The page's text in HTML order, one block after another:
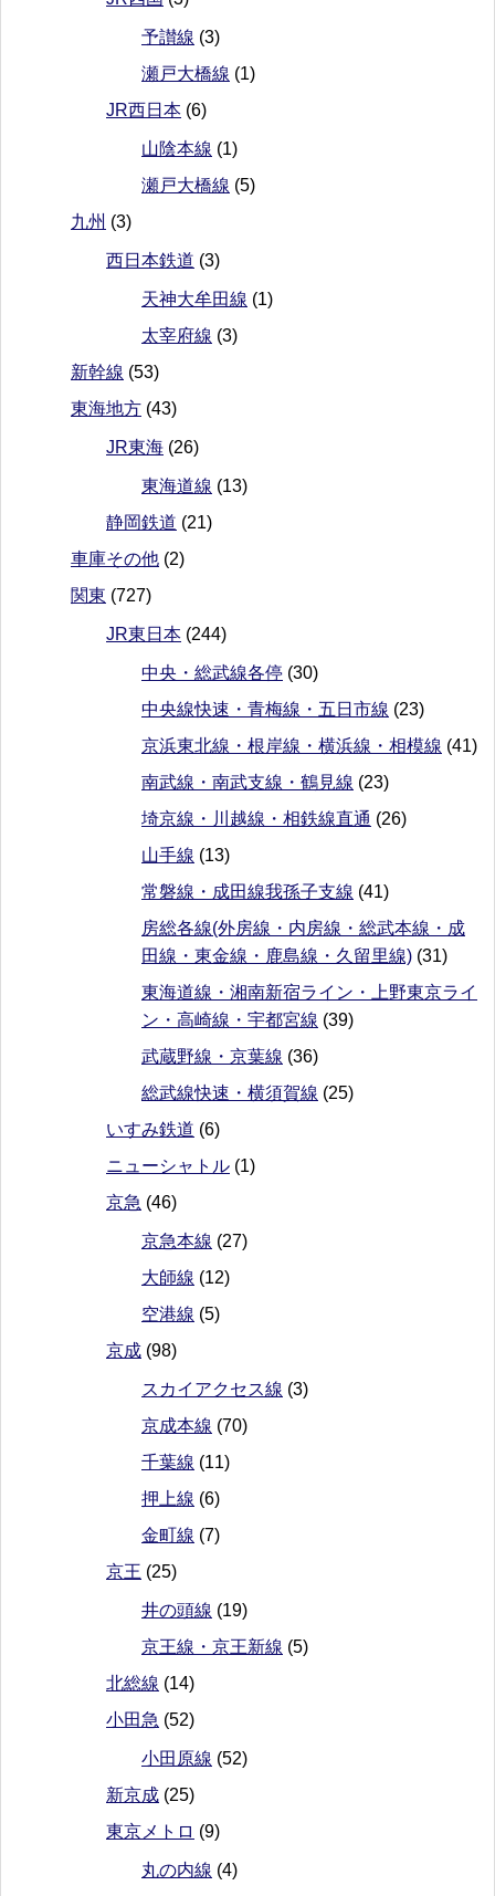
予讃線 (3)
瀬戸大橋線 (1)
JR西日本 (6)
山陰本線 (1)
瀬戸大橋線 (5)
九州 (3)
西日本鉄道 (3)
天神大牟田線 (1)
太宰府線 (3)
新幹線 (53)
東海地方 (43)
JR東海 (26)
東海道線 (13)
静岡鉄道 (21)
車庫その他 (2)
関東 (727)
JR東日本 (244)
中央・総武線各停 (30)
中央線快速・青梅線・五日市線 (23)
京浜東北線・根岸線・横浜線・相模線 (41)
南武線・南武支線・鶴見線 (23)
埼京線・川越線・相鉄線直通 (26)
山手線 (13)
常磐線・成田線我孫子支線 (41)
房総各線(外房線・内房線・総武本線・成
田線・東金線・鹿島線・久留里線) (31)
東海道線・湘南新宿ライン・上野東京ライ
ン・高崎線・宇都宮線 (39)
武蔵野線・京葉線 (36)
総武線快速・横須賀線 (25)
いすみ鉄道 (6)
ニューシャトル (1)
京急 (46)
京急本線 (27)
大師線 (12)
空港線 (5)
京成 (98)
スカイアクセス線 (3)
京成本線 (70)
千葉線 (11)
押上線 (6)
金町線 (7)
京王 (25)
井の頭線 (19)
京王線・京王新線 (5)
北総線 (14)
小田急 (52)
小田原線 (52)
新京成 (25)
東京メトロ (9)
丸の内線 (4)